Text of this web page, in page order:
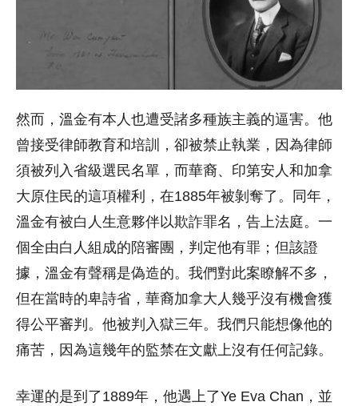
然而，溫金有本人也遭受諸多種族主義的逼害。他
曾接受律師教育和培訓，卻被禁止執業，因為律師
須被列入省級選民名單，而華裔、印第安人和加拿
大原住民的這項權利，在1885年被剝奪了。同年，
溫金有被白人生意夥伴以欺詐罪名，告上法庭。一
個全由白人組成的陪審團，判定他有罪；但該證
據，溫金有聲稱是偽造的。我們對此案瞭解不多，
但在當時的卑詩省，華裔加拿大人幾乎沒有機會獲
得公平審判。他被判入獄三年。我們只能想像他的
痛苦，因為這幾年的監禁在文獻上沒有任何記錄。
幸運的是到了1889年，他遇上了Ye Eva Chan，並